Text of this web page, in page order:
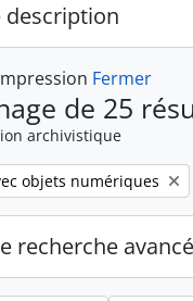
description
Fermer
de 25
archivistique
filter:
objets numériques
recherche